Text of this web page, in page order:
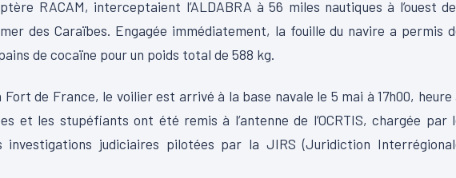
RACAM, interceptaient l’ALDABRA à 56 miles nautiques à l’ouest
des Caraïbes. Engagée immédiatement, la fouille du navire a permis
de cocaïne pour un poids total de 588 kg.
Fort de France, le voilier est arrivé à la base navale le 5 mai à 17h00, heure
et les stupéfiants ont été remis à l’antenne de l’OCRTIS, chargée par
investigations judiciaires pilotées par la JIRS (Juridiction